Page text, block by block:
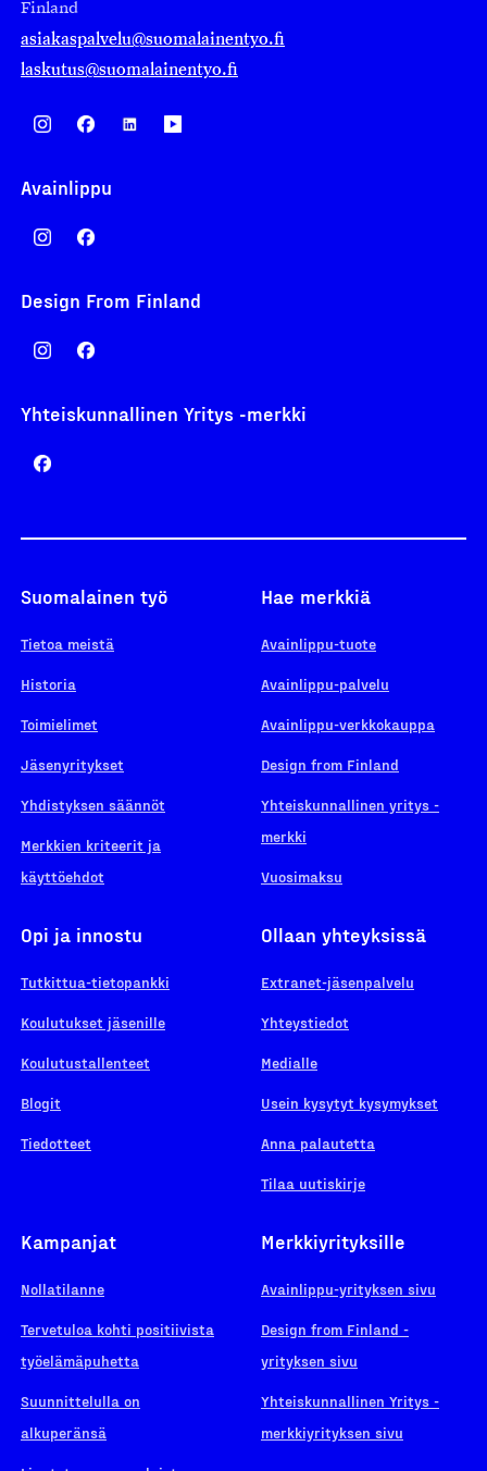
Finland
asiakaspalvelu@suomalainentyo.fi
laskutus@suomalainentyo.fi
Avainlippu
Design From Finland
Yhteiskunnallinen Yritys -merkki
Suomalainen työ
Tietoa meistä
Historia
Toimielimet
Jäsenyritykset
Yhdistyksen säännöt
Merkkien kriteerit ja
käyttöehdot
Hae merkkiä
Avainlippu-tuote
Avainlippu-palvelu
Avainlippu-verkkokauppa
Design from Finland
Yhteiskunnallinen yritys -
merkki
Vuosimaksu
Opi ja innostu
Tutkittua-tietopankki
Koulutukset jäsenille
Koulutustallenteet
Blogit
Tiedotteet
Ollaan yhteyksissä
Extranet-jäsenpalvelu
Yhteystiedot
Medialle
Usein kysytyt kysymykset
Anna palautetta
Tilaa uutiskirje
Kampanjat
Nollatilanne
Tervetuloa kohti positiivista
työelämäpuhetta
Suunnittelulla on
alkuperänsä
Merkkiyrityksille
Avainlippu-yrityksen sivu
Design from Finland -
yrityksen sivu
Yhteiskunnallinen Yritys -
merkkiyrityksen sivu